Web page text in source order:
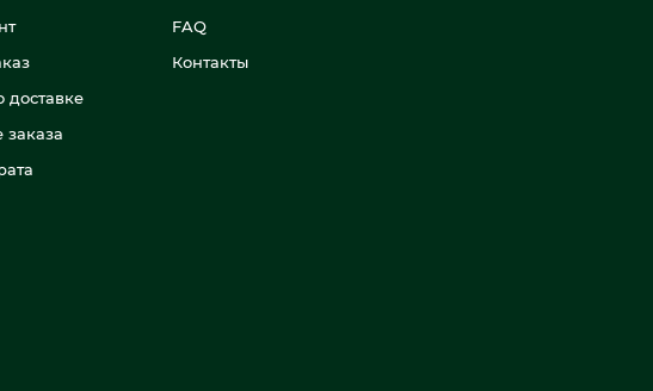
FAQ
Контакты